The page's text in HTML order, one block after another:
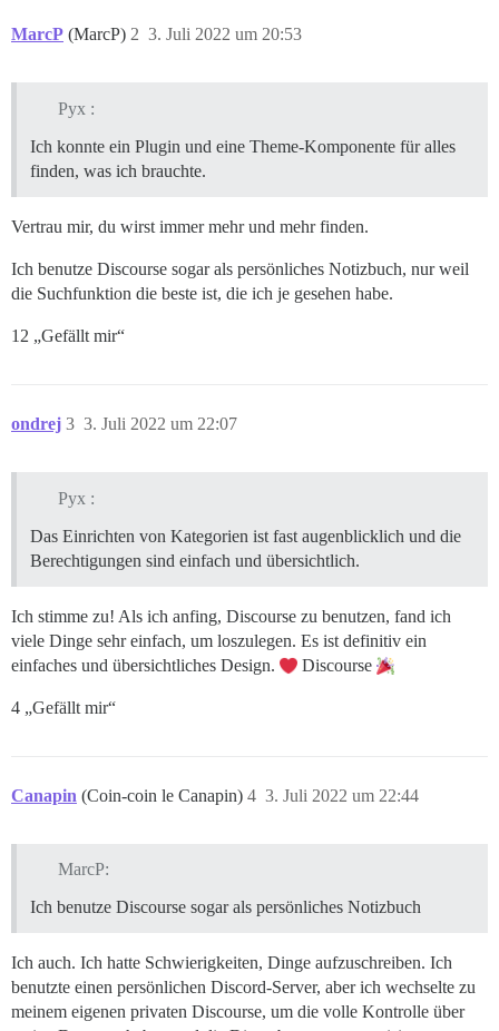
MarcP (MarcP) 3. Juli 2022 um 20:53
2
Pyx :
Ich konnte ein Plugin und eine Theme-Komponente für alles
finden, was ich brauchte.
Vertrau mir, du wirst immer mehr und mehr finden.
Ich benutze Discourse sogar als persönliches Notizbuch, nur weil
die Suchfunktion die beste ist, die ich je gesehen habe.
12 „Gefällt mir“
ondrej 3. Juli 2022 um 22:07
3
Pyx :
Das Einrichten von Kategorien ist fast augenblicklich und die
Berechtigungen sind einfach und übersichtlich.
Ich stimme zu! Als ich anfing, Discourse zu benutzen, fand ich
viele Dinge sehr einfach, um loszulegen. Es ist definitiv ein
einfaches und übersichtliches Design.
Discourse
4 „Gefällt mir“
Canapin (Coin-coin le Canapin) 3. Juli 2022 um 22:44
4
MarcP:
Ich benutze Discourse sogar als persönliches Notizbuch
Ich auch. Ich hatte Schwierigkeiten, Dinge aufzuschreiben. Ich
benutzte einen persönlichen Discord-Server, aber ich wechselte zu
meinem eigenen privaten Discourse, um die volle Kontrolle über